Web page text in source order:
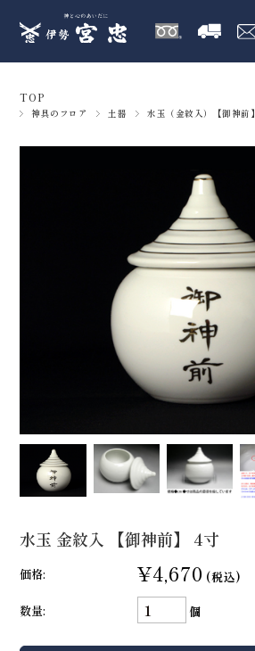
TOP
神具のフロア 土器 水玉（金紋入）【御神前】
水玉 金紋入 【御神前】 4寸
価格: ¥4,670 (税込)
数量:
個